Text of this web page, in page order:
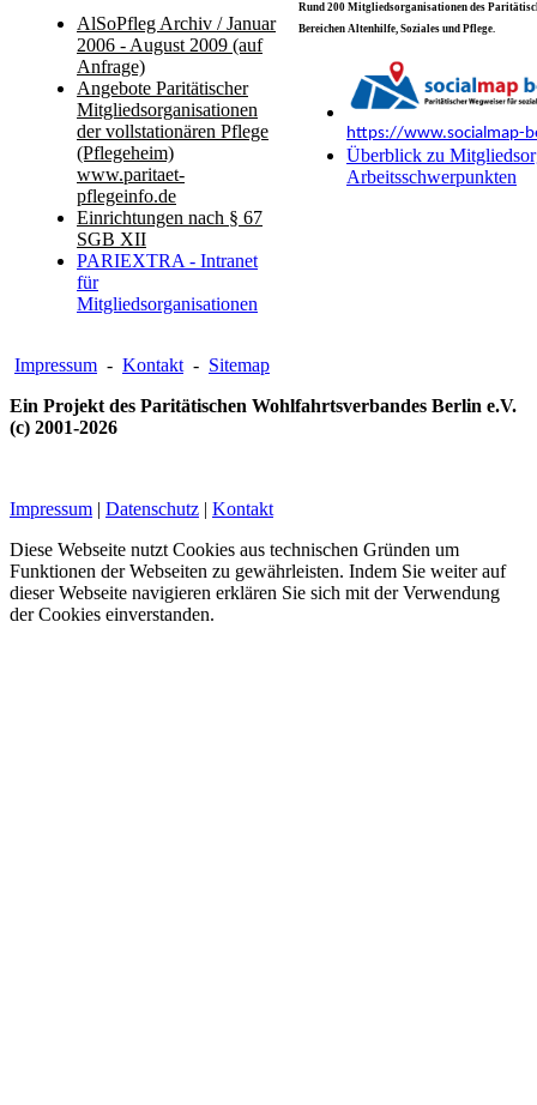
AlSoPfleg Archiv / Januar
2006 - August 2009 (auf
Anfrage)
Angebote Paritätischer
Mitgliedsorganisationen
der vollstationären Pflege
(Pflegeheim)
www.paritaet-
pflegeinfo.de
Einrichtungen nach § 67
SGB XII
PARIEXTRA - Intranet
für
Mitgliedsorganisationen
Rund 200 Mitgliedsorganisationen des
Bereichen Altenhilfe, Soziales und Pflege.
https://www.socialmap-
Überblick zu
Arbeitsschwerpunkten
Impressum - Kontakt - Sitemap
Ein Projekt des Paritätischen Wohlfahrtsverbandes Berlin e.V.
(c) 2001-2026
Impressum | Datenschutz | Kontakt
Diese Webseite nutzt Cookies aus technischen Gründen um
Funktionen der Webseiten zu gewährleisten. Indem Sie weiter auf
dieser Webseite navigieren erklären Sie sich mit der Verwendung
der Cookies einverstanden.